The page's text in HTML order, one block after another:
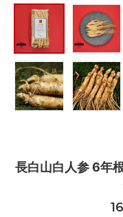
長白山白人参 6年